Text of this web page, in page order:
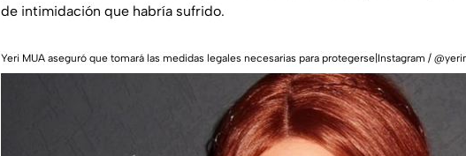
de intimidación que habría sufrido.
Yeri MUA aseguró que tomará las medidas legales necesarias para protegerse|Instagram /